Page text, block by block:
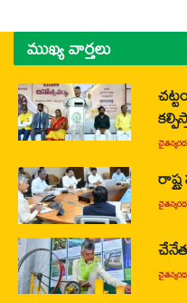
ముఖ్య వార్తలు